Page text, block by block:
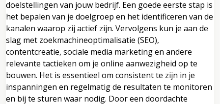
doelstellingen van jouw bedrijf. Een goede eerste stap is
het bepalen van je doelgroep en het identificeren van de
kanalen waarop zij actief zijn. Vervolgens kun je aan de
slag met zoekmachineoptimalisatie (SEO),
contentcreatie, sociale media marketing en andere
relevante tactieken om je online aanwezigheid op te
bouwen. Het is essentieel om consistent te zijn in je
inspanningen en regelmatig de resultaten te monitoren
en bij te sturen waar nodig. Door een doordachte